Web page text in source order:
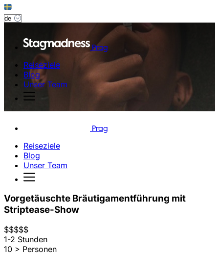
Prag
Reiseziele
Blog
Unser Team
Prag
Reiseziele
Blog
Unser Team
Vorgetäuschte Bräutigamentführung mit
Striptease-Show
$$$$$
1-2 Stunden
10 > Personen